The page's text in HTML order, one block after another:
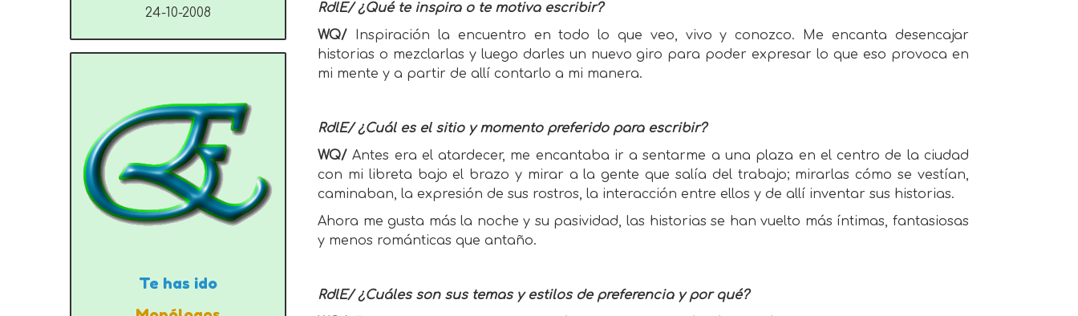
RdlE/ ¿Qué te inspira o te motiva escribir?
WQ/
Inspiración la encuentro en todo lo que veo, vivo y conozco. Me encanta desencajar
historias o mezclarlas y luego darles un nuevo giro para poder expresar lo que eso provoca en
mi mente y a partir de allí contarlo a mi manera.
RdlE/ ¿Cuál es el sitio y momento preferido para escribir?
WQ/ Antes era el atardecer, me encantaba ir a sentarme a una plaza en el centro de la ciudad
con mi libreta bajo el brazo y mirar a la gente que salía del trabajo; mirarlas cómo se vestían,
caminaban, la expresión de sus rostros, la interacción entre ellos y de allí inventar sus historias.
Ahora me gusta más la noche y su pasividad, las historias se han vuelto más íntimas, fantasiosas
y menos románticas que antaño.
RdlE/ ¿Cuáles son sus temas y estilos de preferencia y por qué?
24-10-2008
Te has ido